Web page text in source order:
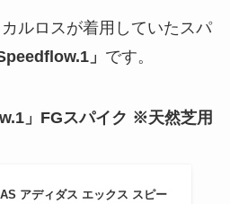
ルロスが着用していたスパ
」 です。
」 FGスパイク ※天然芝用
アディダス エックス スピー